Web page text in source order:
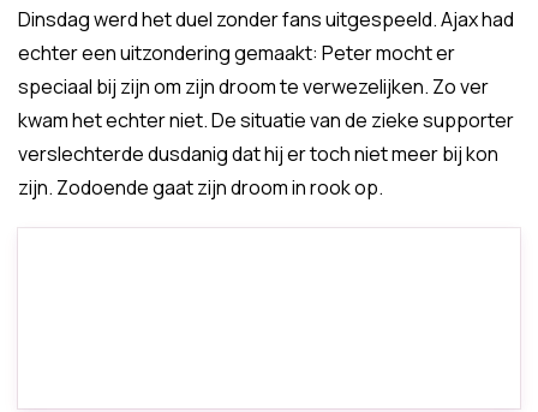
Dinsdag werd het duel zonder fans uitgespeeld. Ajax had
echter een uitzondering gemaakt: Peter mocht er
speciaal bij zijn om zijn droom te verwezelijken. Zo ver
kwam het echter niet. De situatie van de zieke supporter
verslechterde dusdanig dat hij er toch niet meer bij kon
zijn. Zodoende gaat zijn droom in rook op.